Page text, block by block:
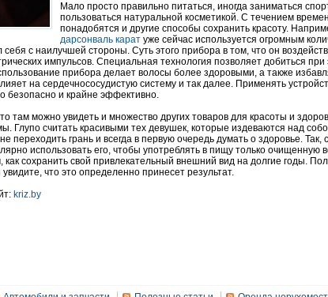
Мало просто правильно питаться, иногда заниматься
пользоваться натуральной косметикой. С течением
понадобятся и другие способы сохранить красоту.
дарсонваль карат уже сейчас используется огромным
с наилучшей стороны. Суть этого прибора в том, что он
импульсов. Специальная технология позволяет добиться при
прибора делает волосы более здоровыми, а также
на сердечнососудистую систему и так далее. Применять
безопасно и крайне эффективно.
там можно увидеть и множество других товаров для красоты и
Глупо считать красивыми тех девушек, которые издеваются над
переходить грань и всегда в первую очередь думать о здоровье. Так,
использовать его, чтобы употреблять в пищу только очищенную
сохранить свой привлекательный внешний вид на долгие годы.
что это определенно принесет результат.
kriz.by